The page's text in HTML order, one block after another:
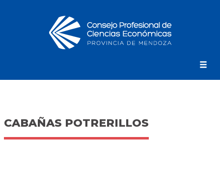
CABAÑAS POTRERILLOS